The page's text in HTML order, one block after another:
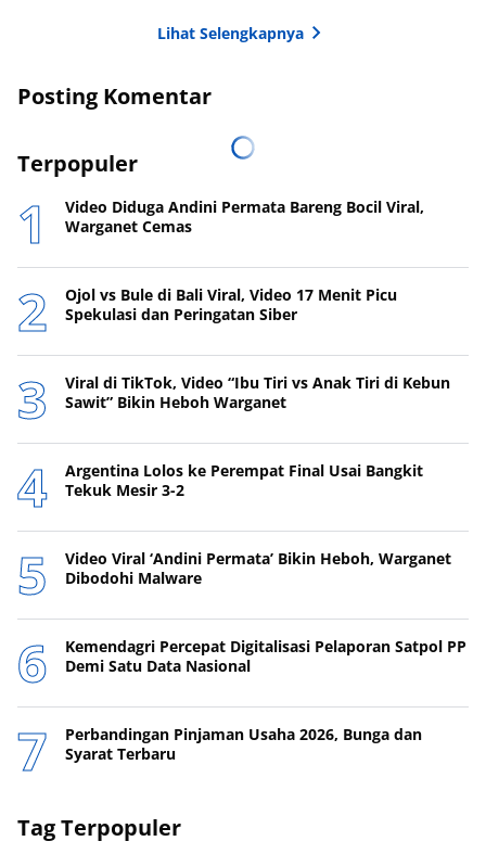
Lihat Selengkapnya
Posting Komentar
Terpopuler
Video Diduga Andini Permata Bareng Bocil Viral,
Warganet Cemas
Ojol vs Bule di Bali Viral, Video 17 Menit Picu
Spekulasi dan Peringatan Siber
Viral di TikTok, Video “Ibu Tiri vs Anak Tiri di Kebun
Sawit” Bikin Heboh Warganet
Argentina Lolos ke Perempat Final Usai Bangkit
Tekuk Mesir 3-2
Video Viral ‘Andini Permata’ Bikin Heboh, Warganet
Dibodohi Malware
Kemendagri Percepat Digitalisasi Pelaporan Satpol PP
Demi Satu Data Nasional
Perbandingan Pinjaman Usaha 2026, Bunga dan
Syarat Terbaru
Tag Terpopuler